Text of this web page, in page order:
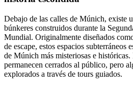
Debajo de las calles de Múnich, existe
búnkeres construidos durante la
Mundial. Originalmente diseñados
de escape, estos espacios subterráneos
de Múnich más misteriosas e
permanecen cerrados al público, pero
explorados a través de tours guiados.